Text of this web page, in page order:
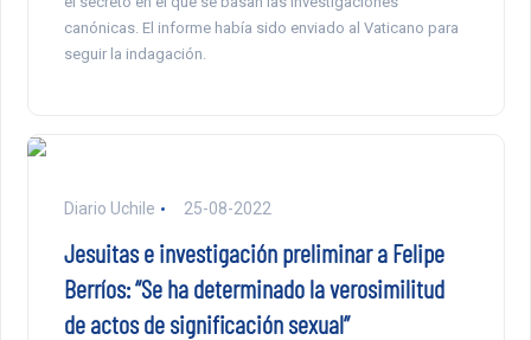
canónicas. El informe había sido enviado al Vaticano para
seguir la indagación.
Diario Uchile 25-08-2022
Jesuitas e investigación preliminar a Felipe
Berríos: “Se ha determinado la verosimilitud
de actos de significación sexual”